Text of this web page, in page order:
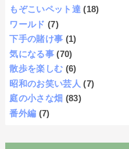
もぞこいペット達 (18)
ワールド (7)
下手の賭け事 (1)
気になる事 (70)
散歩を楽しむ (6)
昭和のお笑い芸人 (7)
庭の小さな畑 (83)
番外編 (7)